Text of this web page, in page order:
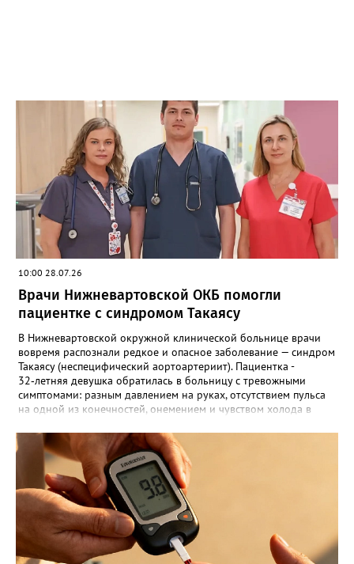
10:00 28.07.26
Врачи Нижневартовской ОКБ помогли
пациентке с синдромом Такаясу
В Нижневартовской окружной клинической больнице врачи
вовремя распознали редкое и опасное заболевание — синдром
Такаясу (неспецифический аортоартериит). Пациентка -
32‑летняя девушка обратилась в больницу с тревожными
симптомами: разным давлением на руках, отсутствием пульса
на одной из конечностей, онемением и чувством холода в
на правой руке против 95/60 на левой. Изначально
заподозрив тромбоз, врачи исключили его по результатам
анализов и пошли дальше. Пациентку направили на УЗИ
сосудов — и исследование показало серьёзное сужение
артерий: до 87% в левой подключичной и до 68% в левой
сонной. На консилиуме медики приняли решение отказаться
от операции в пользу активной медикаментозной терапии,
направленной на подавление аутоиммунного воспаления.
Пульс-терапия дала блестящий результат: кровоток